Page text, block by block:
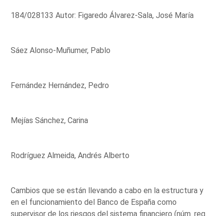
184/028133 Autor: Figaredo Álvarez-Sala, José María
Sáez Alonso-Muñumer, Pablo
Fernández Hernández, Pedro
Mejías Sánchez, Carina
Rodríguez Almeida, Andrés Alberto
Cambios que se están llevando a cabo en la estructura y
en el funcionamiento del Banco de España como
supervisor de los riesgos del sistema financiero (núm. reg.